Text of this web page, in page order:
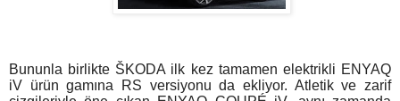
Bununla birlikte ŠKODA ilk kez tamamen elektrikli ENYAQ
iV ürün gamına RS versiyonu da ekliyor. Atletik ve zarif